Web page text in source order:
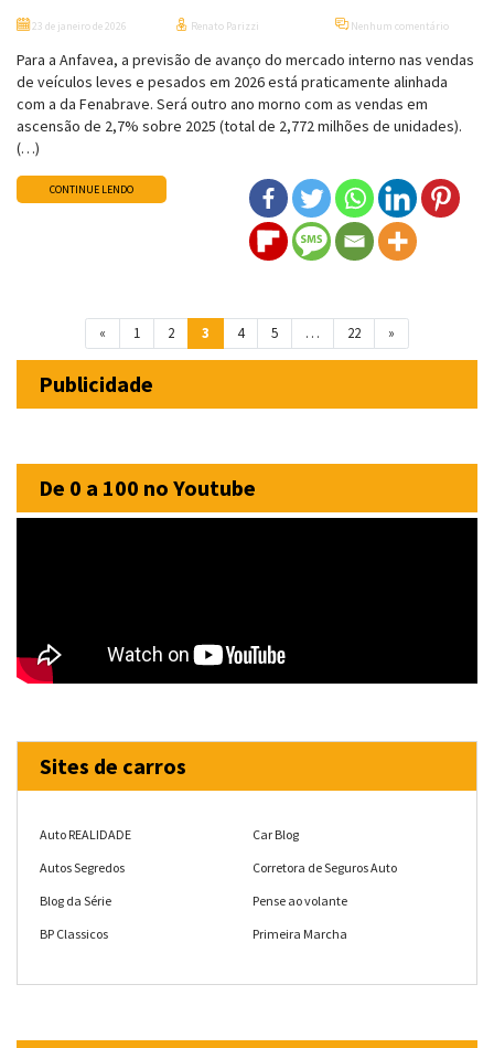
23 de janeiro de 2026 Renato Parizzi Nenhum comentário
Para a Anfavea, a previsão de avanço do mercado interno nas vendas
de veículos leves e pesados em 2026 está praticamente alinhada
com a da Fenabrave. Será outro ano morno com as vendas em
ascensão de 2,7% sobre 2025 (total de 2,772 milhões de unidades).
(…)
CONTINUE LENDO
Navegação entre posts
« 1 2 3 4 5 … 22 »
Publicidade
De 0 a 100 no Youtube
Sites de carros
Auto REALIDADE
Autos Segredos
Blog da Série
BP Classicos
Car Blog
Corretora de Seguros Auto
Pense ao volante
Primeira Marcha